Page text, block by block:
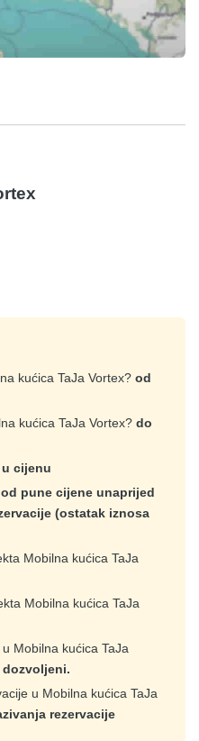
kućica TaJa Vortex? od
kućica TaJa Vortex? do
cijenu
od pune cijene unaprijed
(ostatak iznosa
Mobilna kućica TaJa
Mobilna kućica TaJa
Mobilna kućica TaJa
u Mobilna kućica TaJa
rezervacije